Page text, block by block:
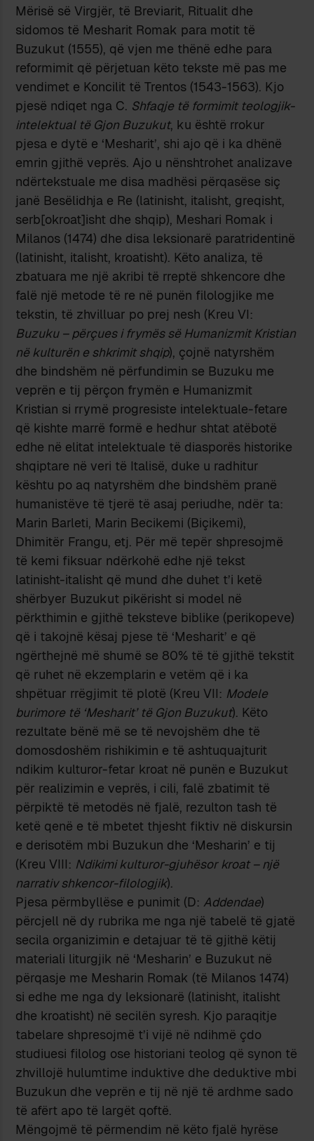
Mërisë së Virgjër, të Bre­via­rit, Ritualit dhe
sidomos të Mesharit Romak para motit të
Buzukut (1555), që vjen me thënë edhe para
reformimit që përjetuan këto tekste më pas me
vendimet e Koncilit të Trentos (1543-1563). Kjo
pjesë ndiqet nga C. Shfaqje të formimit teologjik-
intelektual të Gjon Buzukut, ku është rrokur
pjesa e dytë e ‘Mesharit’, shi ajo që i ka dhënë
emrin gjithë veprës. Ajo u nënshtrohet analizave
ndërtekstuale me disa madhësi përqasëse siç
janë Besëlidhja e Re (la­ti­nisht, italisht, gre­qisht,
serb[okroat]isht dhe shqip), Meshari Romak i
Milanos (1474) dhe disa leksionarë paratridentinë
(latinisht, ita­lisht, kroa­tisht). Këto analiza, të
zbatuara me një akribi të rreptë shkencore dhe
falë një metode të re në punën filologjike me
tekstin, të zhvilluar po prej nesh (Kreu VI:
Buzuku – përçues i frymës së Humanizmit Kristian
në kulturën e shkrimit shqip), çojnë natyrshëm
dhe bindshëm në përfundimin se Buzuku me
veprën e tij përçon fry­mën e Humanizmit
Kristian si rrymë progresiste intelektuale-fetare
që kishte marrë formë e hedhur shtat atëbotë
edhe në elitat intelektuale të diasporës historike
shqiptare në veri të Italisë, duke u radhitur
kështu po aq natyrshëm dhe bindshëm pranë
humanistëve të tjerë të asaj periudhe, ndër ta:
Marin Barleti, Marin Becikemi (Biçikemi),
Dhimitër Frangu, etj. Për më tepër shpresojmë
të kemi fiksuar ndërko­hë edhe një tekst
latinisht-italisht që mund dhe duhet t’i ketë
shërbyer Buzukut pikërisht si model në
përkthimin e gjithë teks­teve biblike (periko­peve)
që i takojnë kësaj pjese të ‘Mesha­rit’ e që
ngërthejnë më shumë se 80% të të gjithë tekstit
që ruhet në ekzem­plarin e vetëm që i ka
shpëtuar rrëgjimit të plotë (Kreu VII: Modele
burimore të ‘Mesharit’ të Gjon Buzukut). Këto
rezultate bënë më se të nevojshëm dhe të
domos­do­shëm rishikimin e të ashtuquaj­turit
ndikim kulturor-fetar kroat në punën e Buzukut
për realizimin e veprës, i cili, falë zbatimit të
për­piktë të metodës në fjalë, rezulton tash të
ketë qenë e të mbetet thjesht fiktiv në diskursin
e derisotëm mbi Buzukun dhe ‘Mesharin’ e tij
(Kreu VIII: Ndikimi kulturor-gjuhësor kroat–një
narra­tivshkencor-filologjik).
Pjesa përmbyllëse e punimit (D: Addendae)
përcjell në dy rubrika me nga një tabelë të gjatë
secila organizimin e detajuar të të gjithë këtij
materiali liturgjik në ‘Mesharin’ e Buzukut në
përqasje me Mesha­rin Romak (të Milanos 1474)
si edhe me nga dy leksionarë (latinisht, ita­lisht
dhe kroatisht) në secilën syresh. Kjo paraqitje
tabelare shpre­sojmë t’i vijë në ndihmë çdo
studiuesi filolog ose historiani teolog që synon të
zhvillojë hulumtime induktive dhe deduktive mbi
Buzukun dhe veprën e tij në një të ardhme sado
të afërt apo të largët qoftë.
Mëngojmë të përmendim në këto fjalë hyrëse